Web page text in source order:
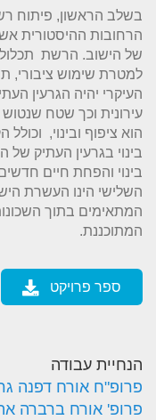
בשלב הראשון, פיתוח
הרחובות ההיסטורית
של הישוב. הרשת תכלול
למטרת שימוש ציבורי,
העיקרי יהיה הגרעין
עירונית וכך שטח
הוא ציפוף ובינוי,
בינוי בגרעין העתיק
בינוי והפחת חיים
השלישי הינו העשרת
המתאימים בתוך
המתוכננת.
ספר פרויקט
הנחיית עבודה
פרופ"ח אורח דפנה
פרופ' אורח ברברה